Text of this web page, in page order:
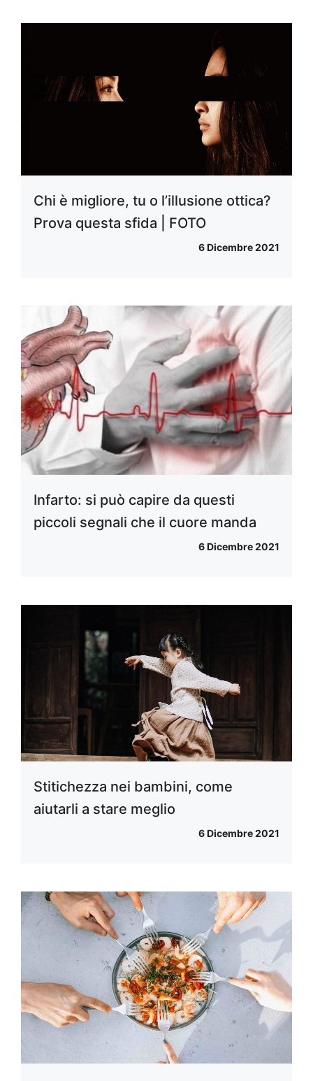
Chi è migliore, tu o l’illusione ottica?
Prova questa sfida | FOTO
6 Dicembre 2021
Infarto: si può capire da questi
piccoli segnali che il cuore manda
6 Dicembre 2021
Stitichezza nei bambini, come
aiutarli a stare meglio
6 Dicembre 2021